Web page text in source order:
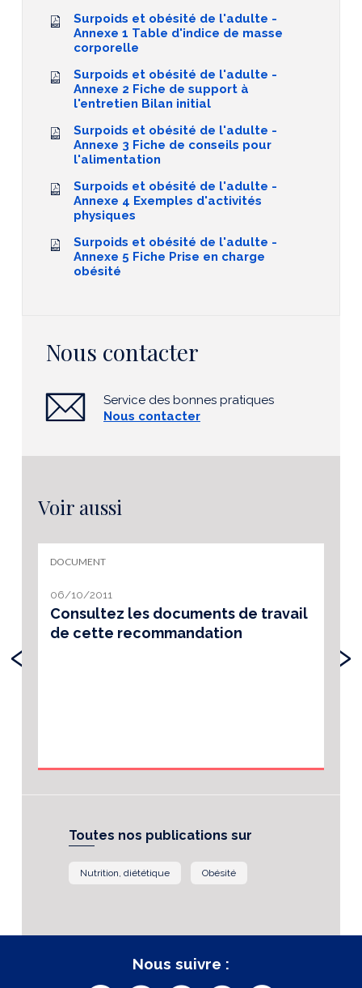
Surpoids et obésité de l'adulte -
Annexe 1 Table d'indice de masse
corporelle
Surpoids et obésité de l'adulte -
Annexe 2 Fiche de support à
l'entretien Bilan initial
Surpoids et obésité de l'adulte -
Annexe 3 Fiche de conseils pour
l'alimentation
Surpoids et obésité de l'adulte -
Annexe 4 Exemples d'activités
physiques
Surpoids et obésité de l'adulte -
Annexe 5 Fiche Prise en charge
obésité
Nous contacter
Service des bonnes pratiques
Nous contacter
Voir aussi
DOCUMENT
06/10/2011
Consultez les documents de travail
de cette recommandation
‹ ›
Toutes nos publications sur
Nutrition, diététique Obésité
Nous suivre :